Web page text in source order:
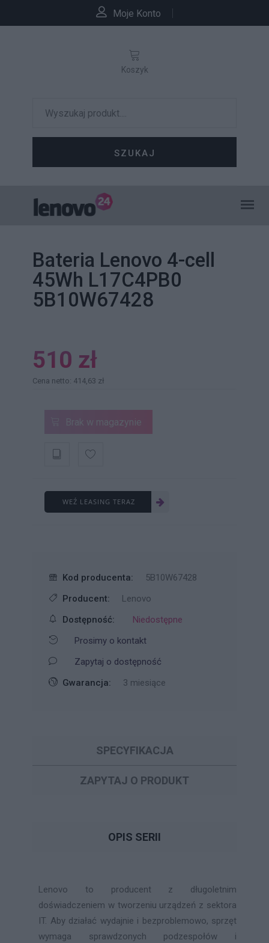
Moje Konto
SZUKAJ
Koszyk
Bateria Lenovo 4-cell
45Wh L17C4PB0
5B10W67428
510 zł
Cena netto: 414,63 zł
Brak w magazynie
WEŹ LEASING TERAZ
Kod producenta:
5B10W67428
Producent:
Lenovo
Dostępność:
Niedostępne
Prosimy o kontakt
Zapytaj o dostępność
Gwarancja:
3 miesiące
SPECYFIKACJA
ZAPYTAJ O PRODUKT
OPIS SERII
Lenovo to producent z długoletnim
doświadczeniem w tworzeniu urządzeń z sektora
IT. Aby działać wydajnie i bezproblemowo, sprzęt
wymaga sprawdzonych podzespołów i